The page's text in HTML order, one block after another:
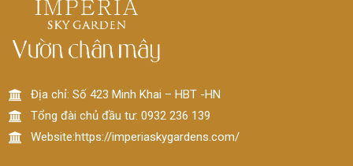
Địa chỉ: Số 423 Minh Khai – HBT -HN
Tổng đài chủ đầu tư: 0932 236 139
Website:https://imperiaskygardens.com/